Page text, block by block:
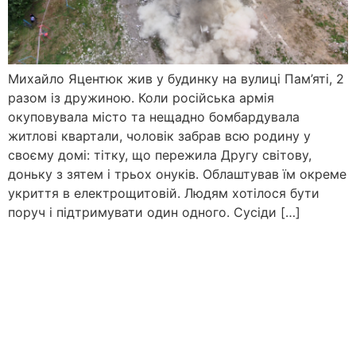
Михайло Яцентюк жив у будинку на вулиці Пам’яті, 2
разом із дружиною. Коли російська армія
окуповувала місто та нещадно бомбардувала
житлові квартали, чоловік забрав всю родину у
своєму домі: тітку, що пережила Другу світову,
доньку з зятем і трьох онуків. Облаштував їм окреме
укриття в електрощитовій. Людям хотілося бути
поруч і підтримувати один одного. Сусіди […]